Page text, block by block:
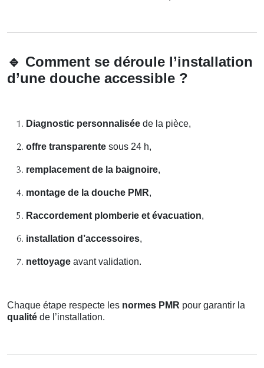
🔹 Comment se déroule l’installation
d’une douche accessible ?
Diagnostic personnalisée de la pièce,
offre transparente sous 24 h,
remplacement de la baignoire,
montage de la douche PMR,
Raccordement plomberie et évacuation,
installation d’accessoires,
nettoyage avant validation.
Chaque étape respecte les normes PMR pour garantir la
qualité de l’installation.